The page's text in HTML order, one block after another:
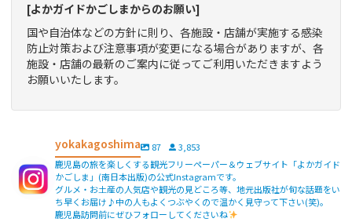
[よかガイドかごしまからのお願い]
国や自治体などの方針に則り、各施設・店舗が実施する感染
防止対策および注意事項が変更になる場合がありますが、各
施設・店舗の最新のご案内に従ってご利用いただきますよう
お願いいたします。
yokakagoshima 87
3,853
鹿児島の旅を楽しくする観光フリーペーパー＆ウェブサイト「よかガイド
かごしま」(南日本出版)の公式Instagramです。
グルメ・お土産の人気店や観光の見どころ等、地元出版社が旬な話題をい
ち早くお届け♪中の人もよくつぶやくので温かく見守って下さい(笑)。
鹿児島訪問前にぜひフォローしてくださいね